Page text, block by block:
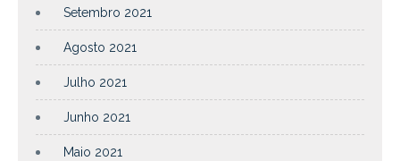
Setembro 2021
Agosto 2021
Julho 2021
Junho 2021
Maio 2021